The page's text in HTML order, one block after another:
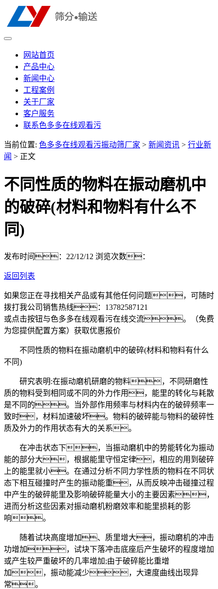
网站首页
产品中心
新闻中心
工程案例
关于厂家
客户服务
联系色多多在线观看污
当前位置: 色多多在线观看污振动筛厂家 > 新闻资讯 > 行业新
闻 > 正文
不同性质的物料在振动磨机中
的破碎(材料和物料有什么不
同)
发布时间：22/12/12 浏览次数：
返回列表
如果您正在寻找相关产品或有其他任何问题，可随时
拨打我公司销售热线： 13782587121
或点击按钮与色多多在线观看污在线交流。（免费
为您提供配置方案） 获取优惠报价
不同性质的物料在振动磨机中的破碎(材料和物料有什么
不同)
研究表明:在振动磨机研磨的物料，不同研磨性
质的物料受到相同或不同的外力作用，能里的转化与耗散
是不同的。当外部作用频率与材料内在的破碎频率一
致时，材料加速破坏。物料的破碎能与物料的破碎性
质及外力的作用状态有大的关系。
在冲击状态下，当振动磨机中的势能转化为振动
能的部分大，根据能里守恒定律，相应的用到破碎
上的能里就小。在通过分析不同力学性质的物料在不同状
态下相互碰撞时产生的振动能重，从而反映冲击碰撞过程
中产生的破碎能里及影响破碎能量大小的主要因素，
进而分析这些因素对振动磨机粉磨效率和能里损耗的影
响。
随着试块高度增加、质里增大，振动磨机的冲击
功增加，试块下落冲击底座后产生破坏的程度增加
或产生较严重破坏的几率增加;由于破碎能比重增
加，振动能减少，大速度曲线出现异
常。